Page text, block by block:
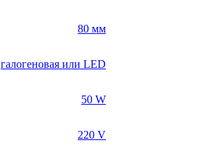
80 мм
галогеновая или LED
50 W
220 V